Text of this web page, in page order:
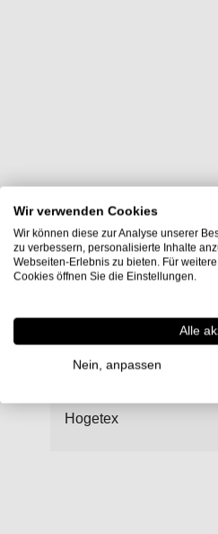
Einkaufsoptionen
Hersteller
Hogetex
Wir verwenden Cookies
Wir können diese zur Analyse unserer
zu verbessern, personalisierte Inhalte
Webseiten-Erlebnis zu bieten. Für
Cookies öffnen Sie die Einstellungen.
Alle
Nein, anpassen